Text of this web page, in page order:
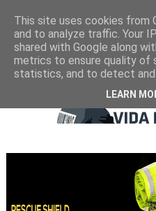
This site uses cookies from
and to analyze traffic. Your
shared with Google along
metrics to ensure quality of
statistics, and to detect and
LEARN